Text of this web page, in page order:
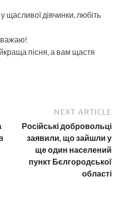
у щасливої дівчинки, любіть
пісня, а вам щастя
NEXT ARTICLE
Російські добровольці
заявили, що зайшли у
ще один населений
пункт Бєлгородської
області